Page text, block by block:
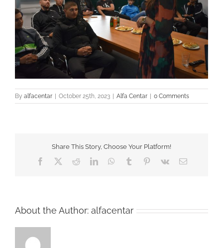
By alfacentar October 25th, 2023 Alfa Centar 0 Comments
Share This Story, Choose Your Platform!
Facebook
TwitterRedditLinkedInWhatsApp
Tumblr Pinterest
Vk Email
About the Author: alfacentar